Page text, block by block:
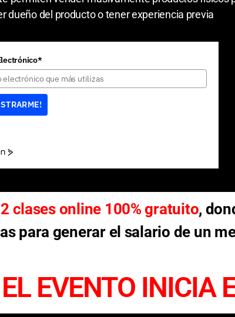
dueño del producto o tener experiencia previa
clases online 100% gratuito,
para generar el salario de un
EL EVENTO INICIA